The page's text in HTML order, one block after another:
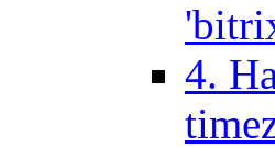
4.